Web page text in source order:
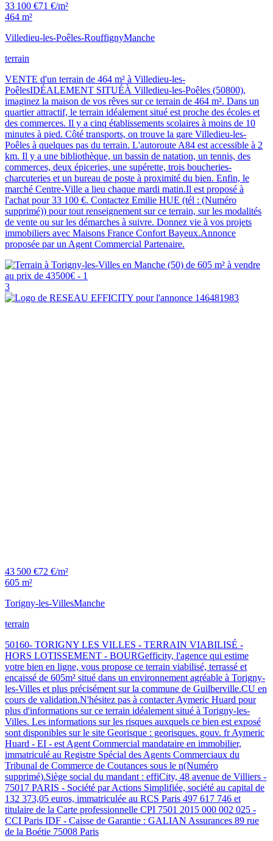
33 100 €71 €/m²
464 m²
Villedieu-les-Poêles-RouffignyManche
terrain
VENTE d'un terrain de 464 m² à Villedieu-les-
PoêlesIDÉALEMENT SITUÉÀ Villedieu-les-Poêles (50800),
imaginez la maison de vos rêves sur ce terrain de 464 m². Dans un
quartier attractif, le terrain idéalement situé est proche des écoles et
des commerces. Il y a cinq établissements scolaires à moins de 10
minutes à pied. Côté transports, on trouve la gare Villedieu-les-
Poêles à quelques pas du terrain. L'autoroute A84 est accessible à 2
km. Il y a une bibliothèque, un bassin de natation, un tennis, des
commerces, deux épiceries, une supérette, trois boucheries-
charcuteries et un bureau de poste à proximité du bien. Enfin, le
marché Centre-Ville a lieu chaque mardi matin.Il est proposé à
l'achat pour 33 100 €. Contactez Emilie HUE (tél : (Numéro
supprimé)) pour tout renseignement sur ce terrain, sur les modalités
de vente ou sur les démarches à suivre. Donnez vie à vos projets
immobiliers avec Maisons France Confort Bayeux.Annonce
proposée par un Agent Commercial Partenaire.
3
43 500 €72 €/m²
605 m²
Torigny-les-VillesManche
terrain
50160- TORIGNY LES VILLES - TERRAIN VIABILISÉ -
HORS LOTISSEMENT - BOURGefficity, l'agence qui estime
votre bien en ligne, vous propose ce terrain viabilisé, terrassé et
encaissé de 605m² situé dans un environnement agréable à Torigny-
les-Villes et plus précisément sur la commune de Guilberville.CU en
cours de validation.N'hésitez pas à contacter Aymeric Huard pour
plus d'informations sur ce terrain idéalement situé à Torigny-les-
Villes. Les informations sur les risques auxquels ce bien est exposé
sont disponibles sur le site Georisque : georisques. gouv. fr Aymeric
Huard - EI - est Agent Commercial mandataire en immobilier,
immatriculé au Registre Spécial des Agents Commerciaux du
Tribunal de Commerce de Coutances sous le n(Numéro
supprimé).Siège social du mandant : effiCity, 48 avenue de Villiers -
75017 PARIS - Société par Actions Simplifiée, société au capital de
132 373,05 euros, immatriculée au RCS Paris 497 617 746 et
titulaire de la Carte professionnelle CPI 7501 2015 000 002 025 -
CCI Paris IDF - Caisse de Garantie : GALIAN Assurances 89 rue
de la Boétie 75008 Paris